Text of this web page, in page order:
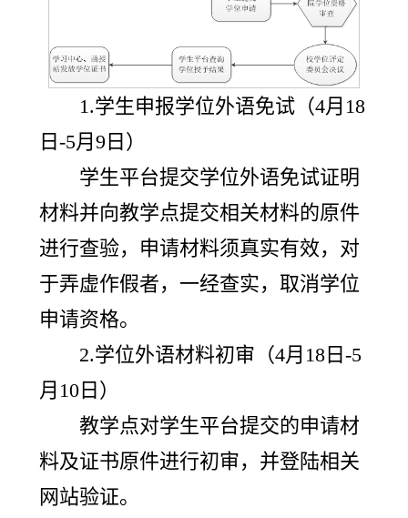
1.学生申报学位外语免试（4月18
日-5月9日）
学生平台提交学位外语免试证明
材料并向教学点提交相关材料的原件
进行查验，申请材料须真实有效，对
于弄虚作假者，一经查实，取消学位
申请资格。
2.学位外语材料初审（4月18日-5
月10日）
教学点对学生平台提交的申请材
料及证书原件进行初审，并登陆相关
网站验证。